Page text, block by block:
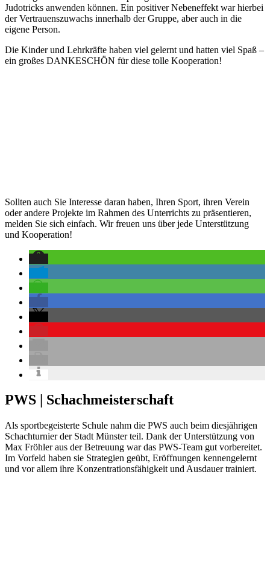
Judotricks anwenden können. Ein positiver Nebeneffekt war hierbei
der Vertrauenszuwachs innerhalb der Gruppe, aber auch in die
eigene Person.
Die Kinder und Lehrkräfte haben viel gelernt und hatten viel Spaß –
ein großes DANKESCHÖN für diese tolle Kooperation!
Sollten auch Sie Interesse daran haben, Ihren Sport, ihren Verein
oder andere Projekte im Rahmen des Unterrichts zu präsentieren,
melden Sie sich einfach. Wir freuen uns über jede Unterstützung
und Kooperation!
PWS | Schachmeisterschaft
Als sportbegeisterte Schule nahm die PWS auch beim diesjährigen
Schachturnier der Stadt Münster teil. Dank der Unterstützung von
Max Fröhler aus der Betreuung war das PWS-Team gut vorbereitet.
Im Vorfeld haben sie Strategien geübt, Eröffnungen kennengelernt
und vor allem ihre Konzentrationsfähigkeit und Ausdauer trainiert.